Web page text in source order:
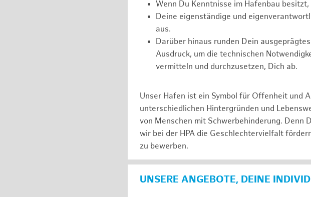
Wenn Du Kenntnisse im Hafenbau
Deine eigenständige und
aus.
Darüber hinaus runden Dein
Ausdruck, um die technischen
vermitteln und durchzusetzen, Dich ab.
Unser Hafen ist ein Symbol für Offenheit und
unterschiedlichen Hintergründen und
von Menschen mit Schwerbehinderung. Denn
wir bei der HPA die Geschlechtervielfalt
zu bewerben.
UNSERE ANGEBOTE, DEINE